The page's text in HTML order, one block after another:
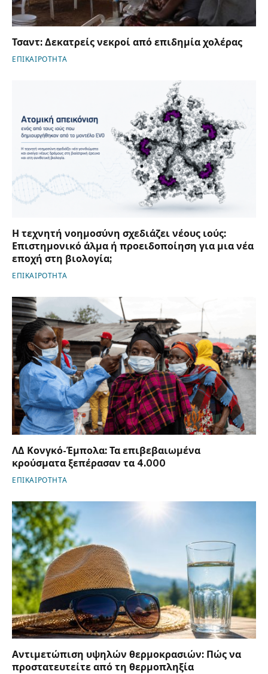
Τσαντ: Δεκατρείς νεκροί από επιδημία χολέρας
ΕΠΙΚΑΙΡΟΤΗΤΑ
Η τεχνητή νοημοσύνη σχεδιάζει νέους ιούς:
Επιστημονικό άλμα ή προειδοποίηση για μια νέα
εποχή στη βιολογία;
ΕΠΙΚΑΙΡΟΤΗΤΑ
ΛΔ Κονγκό-Έμπολα: Τα επιβεβαιωμένα
κρούσματα ξεπέρασαν τα 4.000
ΕΠΙΚΑΙΡΟΤΗΤΑ
Αντιμετώπιση υψηλών θερμοκρασιών: Πώς να
προστατευτείτε από τη θερμοπληξία